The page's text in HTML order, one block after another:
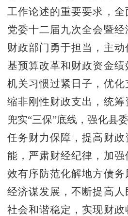
工作论述的重要要求，全
党委十二届九次全会暨经
财政部门勇于担当，主动
基预算改革和财政资金
机关习惯过紧日子，优化
缩非刚性财政支出， 统筹
兜实“三保”底线，强化县
任务财力保障，提高财
能， 严肃财经纪律，加
效有序防范化解地方债
经济谋发展，不断提高
社会和谐稳定，实现财政